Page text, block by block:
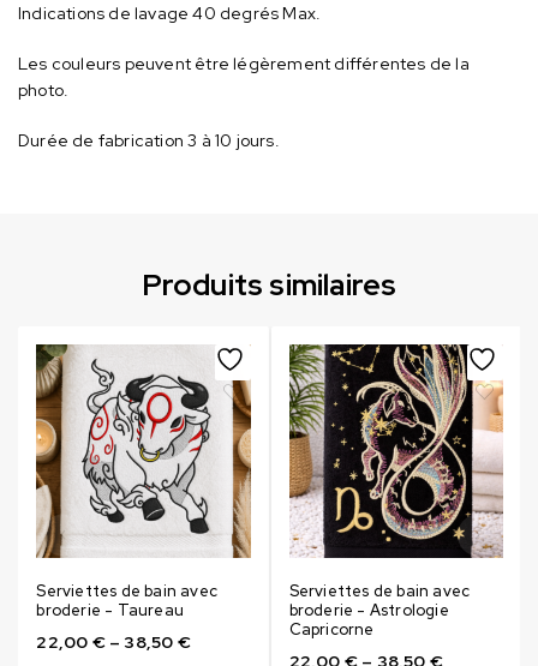
Indications de lavage 40 degrés Max.
Les couleurs peuvent être légèrement différentes de la
photo.
Durée de fabrication 3 à 10 jours.
Produits similaires
Serviettes de bain avec
broderie - Taureau
22,00 €– 38,50 €
Serviettes de bain avec
broderie - Astrologie
Capricorne
22,00 €– 38,50 €